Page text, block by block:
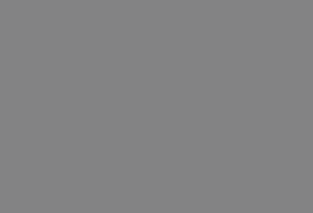
χρήστης πριν
λόγω ιστότοπο.
και τις
για την
με διάφορες
τιμώνται σε